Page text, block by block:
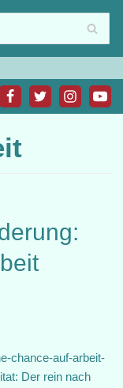
chance-auf-arbeit-
Der rein nach